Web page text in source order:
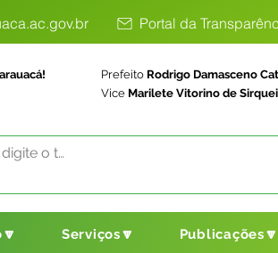
Portal da
Prefeito Rodrigo Damasceno
Vice Marilete Vitorino de
Serviços🔽 Publicações🔽